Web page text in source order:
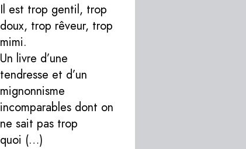
Il est trop gentil, trop
doux, trop rêveur, trop
mimi.
Un livre d’une
tendresse et d’un
mignonnisme
incomparables dont on
ne sait pas trop
quoi (…)